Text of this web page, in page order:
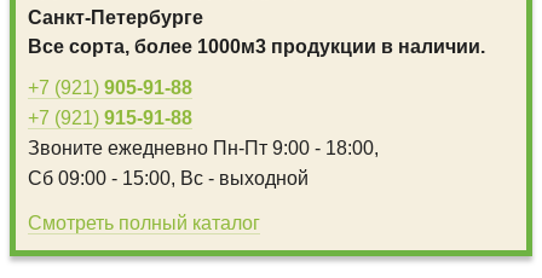
Санкт-Петербурге
Все сорта, более 1000м3 продукции в наличии.
+7 (921) 905-91-88
+7 (921) 915-91-88
Звоните ежедневно Пн-Пт 9:00 - 18:00,
Сб 09:00 - 15:00, Вс - выходной
Смотреть полный каталог